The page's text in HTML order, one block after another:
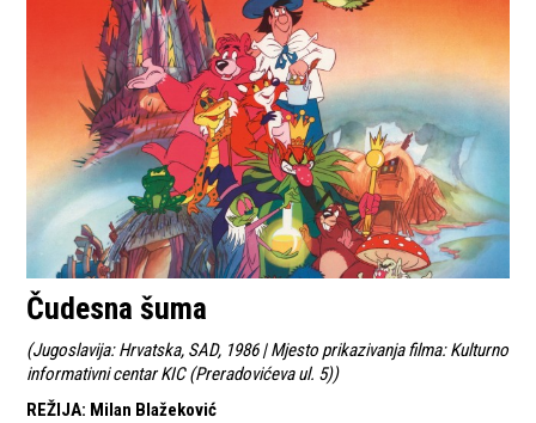
Čudesna šuma
(Jugoslavija: Hrvatska, SAD, 1986 | Mjesto prikazivanja filma: Kulturno
informativni centar KIC (Preradovićeva ul. 5))
REŽIJA: Milan Blažeković